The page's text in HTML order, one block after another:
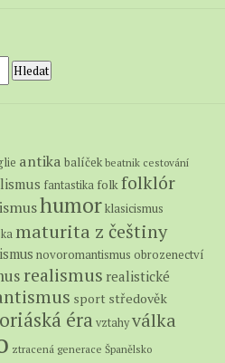
Hledat
antika balíček beatnik cestování
fantastika folkfolklór
humorklasicismus
maturita z češtiny
novoromantismus obrozenectví
realismus realistické
sport středověk
éravztahyválka
ztracená generace Španělsko